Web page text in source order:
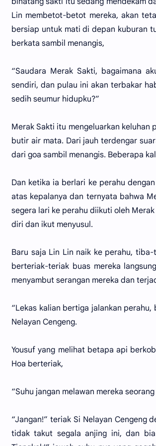
Lin membetot-betot mereka, akan
bersiap untuk mati di depan kuburan
berkata sambil menangis,
“Saudara Merak Sakti, bagaimana
sendiri, dan pulau ini akan terbakar
sedih seumur hidupku?”
Merak Sakti itu mengeluarkan keluhan
butir air mata. Dari jauh terdengar
dari goa sambil menangis. Beberapa
Dan ketika ia berlari ke perahu
atas kepalanya dan ternyata bahwa
segera lari ke perahu diikuti oleh
diri dan ikut menyusul.
Baru saja Lin Lin naik ke perahu,
berteriak-teriak buas mereka
menyambut serangan mereka dan
“Lekas kalian bertiga jalankan
Nelayan Cengeng.
Yousuf yang melihat betapa api
Hoa berteriak,
“Suhu jangan melawan mereka
“Jangan!” teriak Si Nelayan Cengeng
tidak takut segala anjing ini, dan